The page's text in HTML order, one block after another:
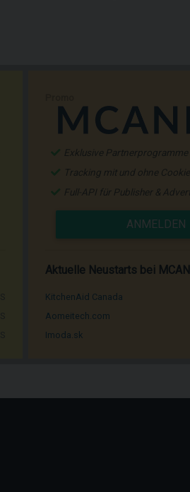
Exklusive Partnerprogramme
Tracking mit und ohne
Full-API für Publisher &
ANMELDEN
Aktuelle Neustarts bei
KitchenAid Canada
Aomeitech.com
Imoda.sk